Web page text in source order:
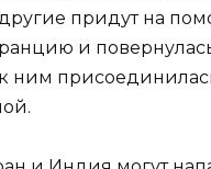
придут на
​​и